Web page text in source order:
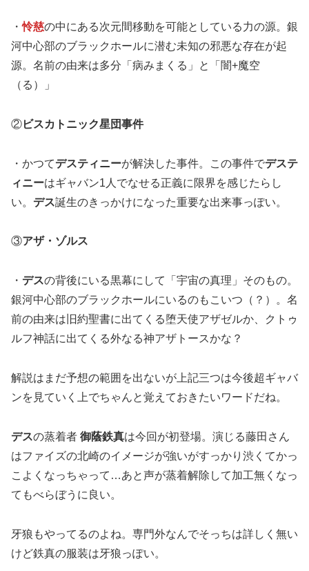
・怜慈の中にある次元間移動を可能としている力の源。銀
河中心部のブラックホールに潜む未知の邪悪な存在が起
源。名前の由来は多分「病みまくる」と「闇+魔空
（る）」
②ビスカトニック星団事件
・かつてデスティニーが解決した事件。この事件でデステ
ィニーはギャバン1人でなせる正義に限界を感じたらし
い。 デス誕生のきっかけになった重要な出来事っぽい。
③アザ・ゾルス
・ デスの背後にいる黒幕にして「宇宙の真理」そのもの。
銀河中心部のブラックホールにいるのもこいつ（？）。名
前の由来は旧約聖書に出てくる堕天使アザゼルか、クトゥ
ルフ神話に出てくる外なる神アザトースかな？
解説はまだ予想の範囲を出ないが上記三つは今後超ギャバ
ンを見ていく上でちゃんと覚えておきたいワードだね。
デスの蒸着者 御蔭鉄真は今回が初登場。演じる藤田さん
はファイズの北崎のイメージが強いがすっかり渋くてかっ
こよくなっちゃって…あと声が蒸着解除して加工無くなっ
てもべらぼうに良い。
牙狼もやってるのよね。専門外なんでそっちは詳しく無い
けど鉄真の服装は牙狼っぽい。